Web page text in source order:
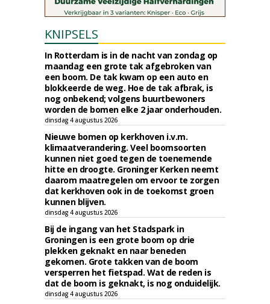
KNIPSELS
In Rotterdam is in de nacht van zondag op
maandag een grote tak afgebroken van
een boom. De tak kwam op een auto en
blokkeerde de weg. Hoe de tak afbrak, is
nog onbekend; volgens buurtbewoners
worden de bomen elke 2 jaar onderhouden.
dinsdag 4 augustus 2026
Nieuwe bomen op kerkhoven i.v.m.
klimaatverandering. Veel boomsoorten
kunnen niet goed tegen de toenemende
hitte en droogte. Groninger Kerken neemt
daarom maatregelen om ervoor te zorgen
dat kerkhoven ook in de toekomst groen
kunnen blijven.
dinsdag 4 augustus 2026
Bij de ingang van het Stadspark in
Groningen is een grote boom op drie
plekken geknakt en naar beneden
gekomen. Grote takken van de boom
versperren het fietspad. Wat de reden is
dat de boom is geknakt, is nog onduidelijk.
dinsdag 4 augustus 2026